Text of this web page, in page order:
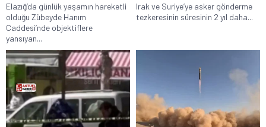
Elazığ’da günlük yaşamın hareketli
olduğu Zübeyde Hanım
Caddesi’nde objektiflere
yansıyan...
Irak ve Suriye’ye asker gönderme
tezkeresinin süresinin 2 yıl daha...